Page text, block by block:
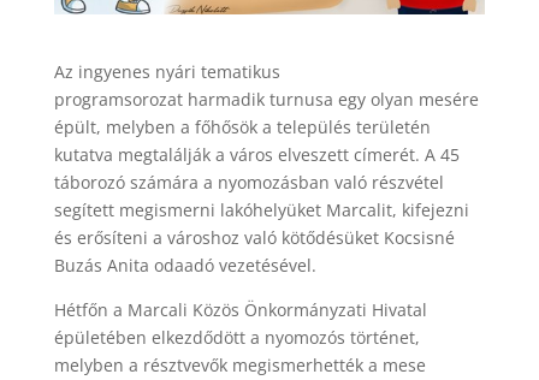
Az ingyenes nyári tematikus
programsorozat harmadik turnusa egy olyan mesére
épült, melyben a főhősök a település területén
kutatva megtalálják a város elveszett címerét. A 45
táborozó számára a nyomozásban való részvétel
segített megismerni lakóhelyüket Marcalit, kifejezni
és erősíteni a városhoz való kötődésüket Kocsisné
Buzás Anita odaadó vezetésével.
Hétfőn a Marcali Közös Önkormányzati Hivatal
épületében elkezdődött a nyomozós történet,
melyben a résztvevők megismerhették a mese